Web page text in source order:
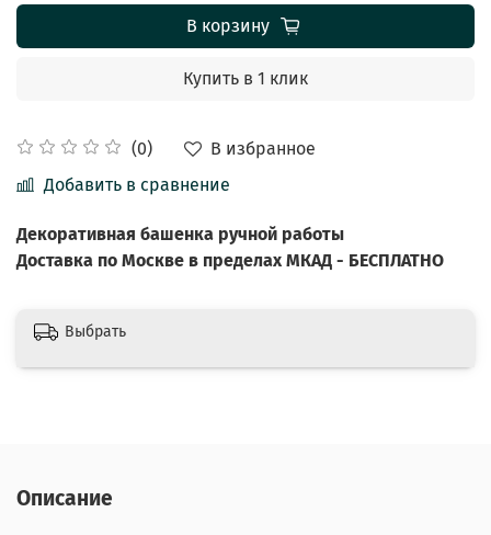
(0)
В избранное
Добавить в сравнение
В корзину
Купить в 1 клик
Декоративная башенка ручной работы
Доставка по Москве в пределах МКАД - БЕСПЛАТНО
Выбрать
Описание